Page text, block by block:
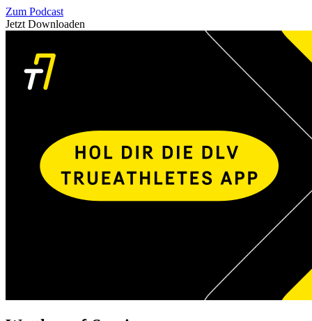
Zum Podcast
Jetzt Downloaden